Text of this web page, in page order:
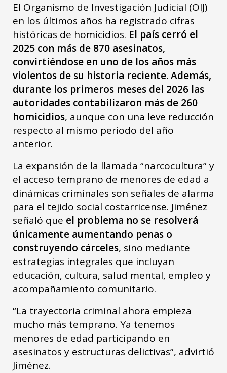
El Organismo de Investigación Judicial (OIJ)
en los últimos años ha registrado cifras
históricas de homicidios. El país cerró el
2025 con más de 870 asesinatos,
convirtiéndose en uno de los años más
violentos de su historia reciente. Además,
durante los primeros meses del 2026 las
autoridades contabilizaron más de 260
homicidios, aunque con una leve reducción
respecto al mismo periodo del año
anterior.
La expansión de la llamada “narcocultura” y
el acceso temprano de menores de edad a
dinámicas criminales son señales de alarma
para el tejido social costarricense. Jiménez
señaló que el problema no se resolverá
únicamente aumentando penas o
construyendo cárceles, sino mediante
estrategias integrales que incluyan
educación, cultura, salud mental, empleo y
acompañamiento comunitario.
“La trayectoria criminal ahora empieza
mucho más temprano. Ya tenemos
menores de edad participando en
asesinatos y estructuras delictivas”, advirtió
Jiménez.